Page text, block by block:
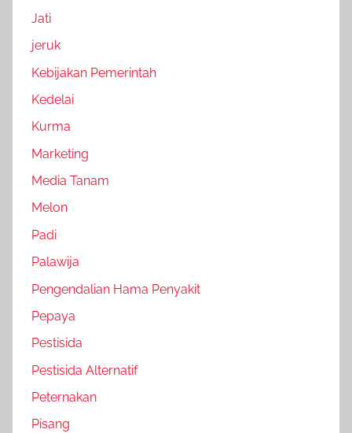
Jati
jeruk
Kebijakan Pemerintah
Kedelai
Kurma
Marketing
Media Tanam
Melon
Padi
Palawija
Pengendalian Hama Penyakit
Pepaya
Pestisida
Pestisida Alternatif
Peternakan
Pisang